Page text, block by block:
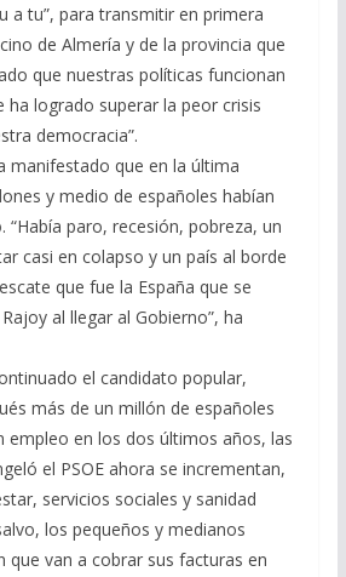
a tu”, para transmitir en primera
de Almería y de la provincia que
que nuestras políticas funcionan
ha logrado superar la peor crisis
democracia”.
manifestado que en la última
y medio de españoles habían
“Había paro, recesión, pobreza, un
casi en colapso y un país al borde
que fue la España que se
al llegar al Gobierno”, ha
el candidato popular,
más de un millón de españoles
empleo en los dos últimos años, las
el PSOE ahora se incrementan,
servicios sociales y sanidad
los pequeños y medianos
que van a cobrar sus facturas en